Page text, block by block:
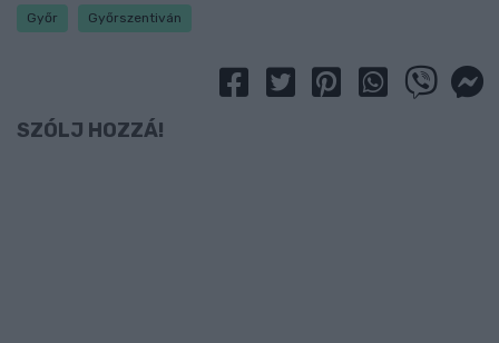
Győr Győrszentiván
SZÓLJ HOZZÁ!